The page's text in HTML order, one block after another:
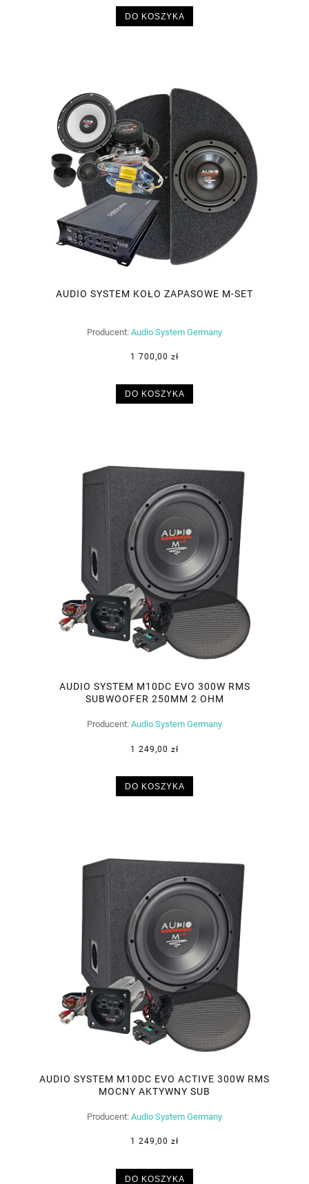
DO KOSZYKA
AUDIO SYSTEM KOŁO ZAPASOWE M-SET
Producent: Audio System Germany
1 700,00 zł
DO KOSZYKA
AUDIO SYSTEM M10DC EVO 300W RMS
SUBWOOFER 250MM 2 OHM
Producent: Audio System Germany
1 249,00 zł
DO KOSZYKA
AUDIO SYSTEM M10DC EVO ACTIVE 300W RMS
MOCNY AKTYWNY SUB
Producent: Audio System Germany
1 249,00 zł
DO KOSZYKA